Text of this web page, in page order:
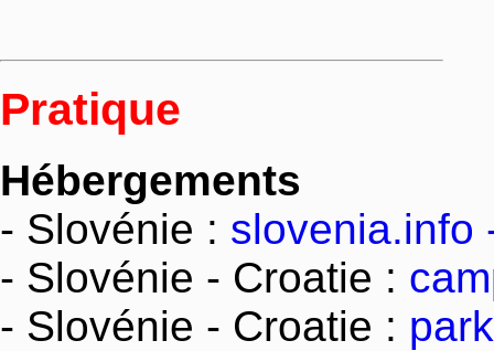
Pratique
Hébergements
- Slovénie : slovenia.info
- Slovénie - Croatie :
- Slovénie - Croatie :